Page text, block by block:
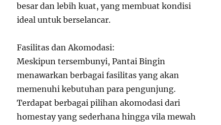
besar dan lebih kuat, yang membuat kondisi
ideal untuk berselancar.
Fasilitas dan Akomodasi:
Meskipun tersembunyi, Pantai Bingin
menawarkan berbagai fasilitas yang akan
memenuhi kebutuhan para pengunjung.
Terdapat berbagai pilihan akomodasi dari
homestay yang sederhana hingga vila mewah